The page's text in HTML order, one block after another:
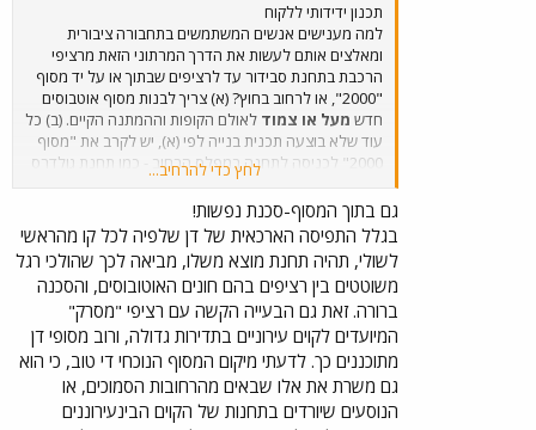
תכנון ידידותי ללקוח
למה מענישים אנשים המשתמשים בתחבורה ציבורית
ומאלצים אותם לעשות את הדרך המרתוני הזאת מרציפי
הרכבת בתחנת סבידור עד לרציפים שבתוך או על יד מסוף
"2000", או לרחוב בחוץ? (א) צריך לבנות מסוף אוטבוסים
חדש מעל או צמוד לאולם הקופות וההמתנה הקיים. (ב) כל
עוד שלא בוצעה תכנית בנייה לפי (א), יש לקרב את "מסוף
2000" לכניסה לתחנה במפלס הרחוב - כמו תחנת גולדרס
גרין, ויקטוריה ועוד רבות. גם בקניון איילון, אין זו אלא
השפלה, שמי שנוסע באוטובוס צריך לחצות מאות מטרים
של חניית רכב פרטי על מנת להגיע לתחנות.דוגמה
חיובית:תחנות האוטובוסים הצמודות לכניסה לקניון מלחה
(כמו בברנט קרוס). רואים? גם בארץ אפשר אחרת!
לחץ כדי להרחיב...
גם בתוך המסוף-סכנת נפשות!
בגלל התפיסה הארכאית של דן שלפיה לכל קו מהראשי
לשולי, תהיה תחנת מוצא משלו, מביאה לכך שהולכי רגל
משוטטים בין רציפים בהם חונים האוטובוסים, והסכנה
ברורה. זאת גם הבעייה הקשה עם רציפי "מסרק"
המיועדים לקוים עירוניים בתדירות גדולה, ורוב מסופי דן
מתוכננים כך. לדעתי מיקום המסוף הנוכחי די טוב, כי הוא
גם משרת את אלו שבאים מהרחובות הסמוכים, או
הנוסעים שיורדים בתחנות של הקוים הבינעירוננים